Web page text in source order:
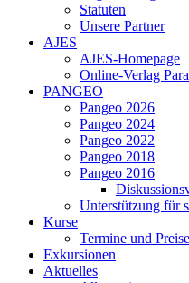
Statuten
Unsere Partner
AJES
AJES-Homepage
Online-Verlag
PANGEO
Pangeo 2026
Pangeo 2024
Pangeo 2022
Pangeo 2018
Pangeo 2016
Unterstützung für
Kurse
Termine und Preise
Exkursionen
Aktuelles